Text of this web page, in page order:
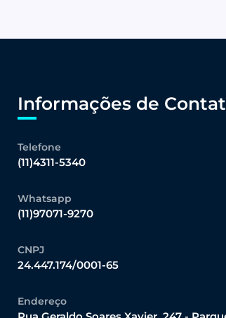
Informações de
Telefone
(11)4311-5340
Whatsapp
(11)97071-9270
CNPJ
24.447.174/0001-65
Endereço